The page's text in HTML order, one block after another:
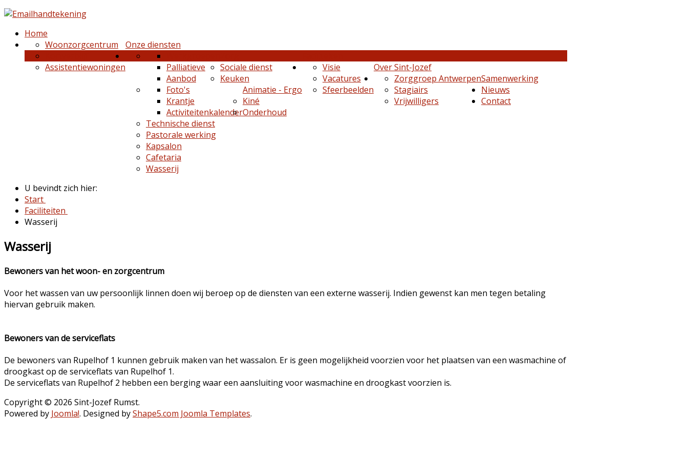
Home
Onze diensten
Woonzorgcentrum
Assistentiewoningen
Palliatieve
Aanbod
Sociale dienst
Keuken
Animatie - Ergo
Foto's
Krantje
Activiteitenkalender
Kiné
Onderhoud
Technische dienst
Pastorale werking
Kapsalon
Cafetaria
Wasserij
Over Sint-Jozef
Visie
Vacatures
Sfeerbeelden
Samenwerking
Zorggroep Antwerpen
Stagiairs
Vrijwilligers
Nieuws
Contact
U bevindt zich hier:
Start
Faciliteiten
Wasserij
Wasserij
Bewoners van het woon- en zorgcentrum
Voor het wassen van uw persoonlijk linnen doen wij beroep op de diensten van een externe wasserij. Indien gewenst kan men tegen betaling
hiervan gebruik maken.
Bewoners van de serviceflats
De bewoners van Rupelhof 1 kunnen gebruik maken van het wassalon. Er is geen mogelijkheid voorzien voor het plaatsen van een wasmachine of
droogkast op de serviceflats van Rupelhof 1.
De serviceflats van Rupelhof 2 hebben een berging waar een aansluiting voor wasmachine en droogkast voorzien is.
Copyright © 2026 Sint-Jozef Rumst.
Powered by Joomla!. Designed byShape5.com Joomla Templates.